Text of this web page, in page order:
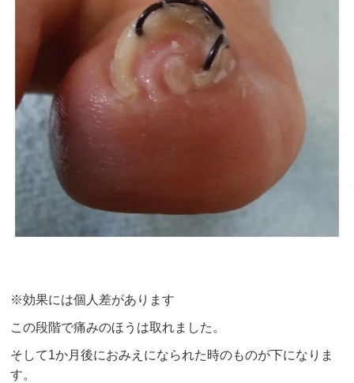
※効果には個人差があります
この段階で痛みのほうは取れました。
そして1か月後におみえになられた時のものが下になりま
す。